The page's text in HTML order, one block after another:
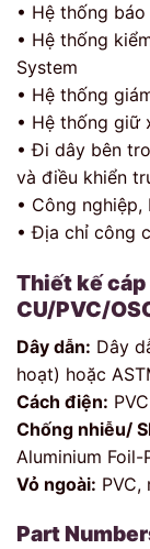
• Hệ thống
• Hệ thống
System
• Hệ thống
• Hệ thống giữ
• Đi dây bên
và điều khiển
• Công nghiệp,
• Địa chỉ công
Thiết kế cáp
CU/PVC/
Dây dẫn: Dây
hoạt) hoặc
Cách điện:
Chống nhiễu/
Aluminium
Vỏ ngoài: PVC,
Part